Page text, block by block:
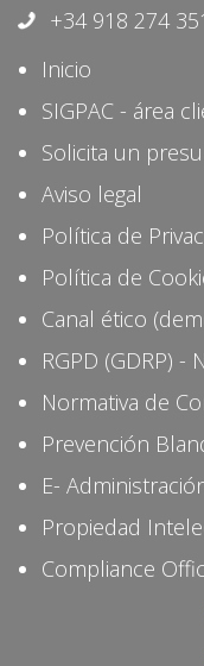
+34 918 274
Inicio
SIGPAC - área
Solicita un
Aviso legal
Política de
Política de
Canal ético
RGPD (GDRP) -
Normativa de
Prevención
E-
Propiedad
Compliance